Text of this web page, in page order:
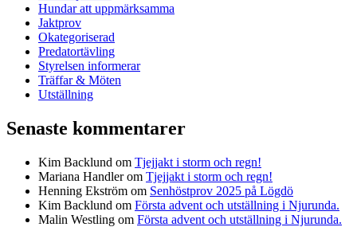
Hundar att uppmärksamma
Jaktprov
Okategoriserad
Predatortävling
Styrelsen informerar
Träffar & Möten
Utställning
Senaste kommentarer
Kim Backlund om Tjejjakt i storm och regn!
Mariana Handlerom Tjejjakt i storm och regn!
Henning Ekström om Senhöstprov 2025 på Lögdö
Kim Backlund om Första advent och utställning i Njurunda.
Malin Westling om Första advent och utställning i Njurunda.